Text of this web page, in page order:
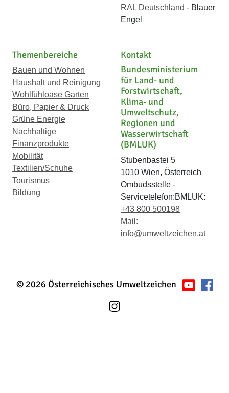
RAL Deutschland - Blauer
Engel
Themenbereiche
Bauen und Wohnen
Haushalt und Reinigung
Wohlfühloase Garten
Büro, Papier & Druck
Grüne Energie
Nachhaltige
Finanzprodukte
Mobilität
Textilien/Schuhe
Tourismus
Bildung
Kontakt
Bundesministerium
für Land- und
Forstwirtschaft,
Klima- und
Umweltschutz,
Regionen und
Wasserwirtschaft
(BMLUK)
Stubenbastei 5
1010 Wien, Österreich
Ombudsstelle -
Servicetelefon:BMLUK:
+43 800 500198
Mail:
info@umweltzeichen.at
© 2026 Österreichisches Umweltzeichen